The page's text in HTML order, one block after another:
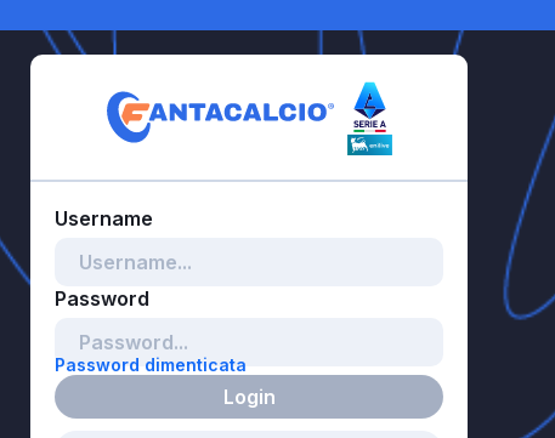
Password dimenticata
Login